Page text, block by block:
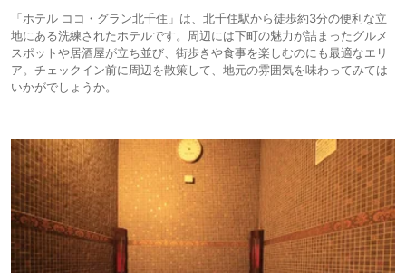
「ホテル ココ・グラン北千住」は、北千住駅から徒歩約3分の便利な立
地にある洗練されたホテルです。周辺には下町の魅力が詰まったグルメ
スポットや居酒屋が立ち並び、街歩きや食事を楽しむのにも最適なエリ
ア。チェックイン前に周辺を散策して、地元の雰囲気を味わってみては
いかがでしょうか。